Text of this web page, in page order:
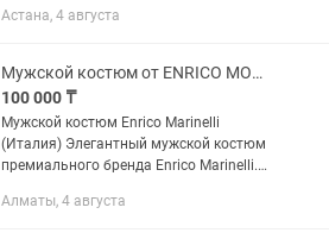
форму, удобны в носке и подходят как
Астана, 4 августа
Мужской костюм от ENRICO MORINELLI
100 000 ₸
Мужской костюм Enrico Marinelli
(Италия) Элегантный мужской костюм
премиального бренда Enrico Marinelli.
шерсть, 20% мохер, благодаря чему
Алматы, 4 августа